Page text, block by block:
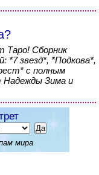
Таро! Сборник
*7 звезд*, *Подкова*,
с полным
Надежды Зима и
мира